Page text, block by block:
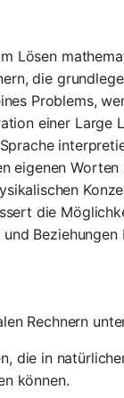
Lösen
die
Problems,
einer Large
eigenen
die
Rechnern
die in
können.